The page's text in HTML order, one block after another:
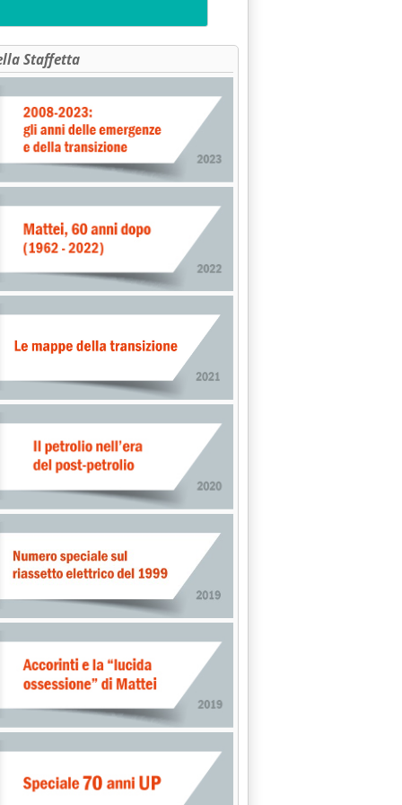
SOMEDIA'
alle 12.8.
SULL'IDROGENO'
2002'
Staffetta